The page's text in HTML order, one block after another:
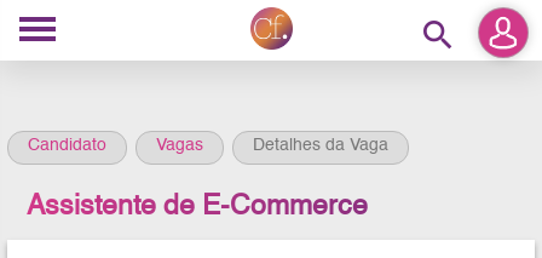
search
Candidato Vagas Detalhes da Vaga
Assistente de E-Commerce